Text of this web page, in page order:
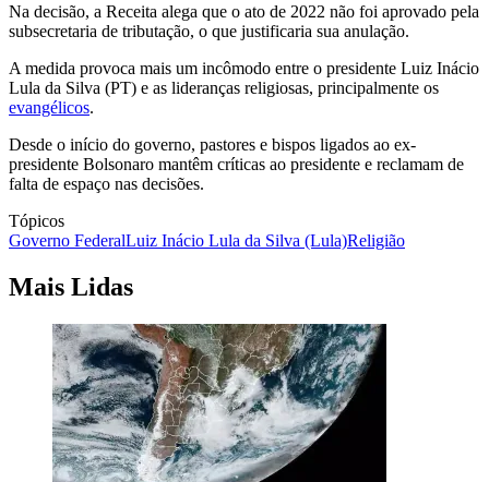
Na decisão, a Receita alega que o ato de 2022 não foi aprovado pela
subsecretaria de tributação, o que justificaria sua anulação.
A medida provoca mais um incômodo entre o presidente Luiz Inácio
Lula da Silva (PT) e as lideranças religiosas, principalmente os
evangélicos.
Desde o início do governo, pastores e bispos ligados ao ex-
presidente Bolsonaro mantêm críticas ao presidente e reclamam de
falta de espaço nas decisões.
Tópicos
Governo FederalLuiz Inácio Lula da Silva (Lula)Religião
Mais Lidas